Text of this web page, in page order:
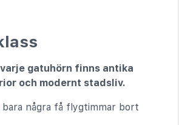
gatuhörn finns antika
och modernt stadsliv.
några få flygtimmar bort